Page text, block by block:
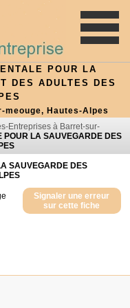
POUR LA
DES ADULTES DES
Hautes-Alpes
Entreprises à Barret-sur-
POUR LA SAUVEGARDE DES
SAUVEGARDE DES
Signaler une erreur
sur cette fiche